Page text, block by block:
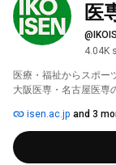
医
4.04K
医療・福祉からスポー
大阪医専・名古屋医専
isen.ac.jp and 3